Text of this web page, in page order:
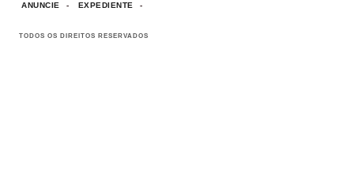
ANUNCIE EXPEDIENTE
TODOS OS DIREITOS RESERVADOS